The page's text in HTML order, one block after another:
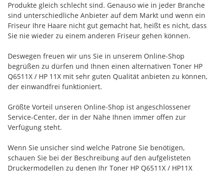
Produkte gleich schlecht sind. Genauso wie in jeder Branche
sind unterschiedliche Anbieter auf dem Markt und wenn ein
Friseur Ihre Haare nicht gut gemacht hat, heißt es nicht, dass
Sie nie wieder zu einem anderen Friseur gehen können.
Deswegen freuen wir uns Sie in unserem Online-Shop
begrüßen zu dürfen und Ihnen einen alternativen Toner HP
Q6511X / HP 11X mit sehr guten Qualität anbieten zu können,
der einwandfrei funktioniert.
Größte Vorteil unseren Online-Shop ist angeschlossener
Service-Center, der in der Nähe Ihnen immer offen zur
Verfügung steht.
Wenn Sie unsicher sind welche Patrone Sie benötigen,
schauen Sie bei der Beschreibung auf den aufgelisteten
Druckermodellen zu denen Ihr Toner HP Q6511X / HP11X